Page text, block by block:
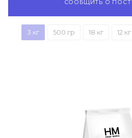
СООБЩИТЬ О
3 кг 500 гр 18 кг 12 кг